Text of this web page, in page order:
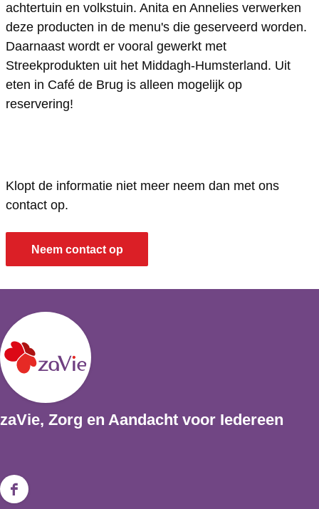
a
n
t
g
u
r
a
n
r
u
r
a
n
r
achtertuin en volkstuin. Anita en Annelies verwerken
deze producten in de menu's die geserveerd worden.
Daarnaast wordt er vooral gewerkt met
Streekprodukten uit het Middagh-Humsterland. Uit
eten in Café de Brug is alleen mogelijk op
reservering!
Klopt de informatie niet meer neem dan met ons
contact op.
Neem contact op
zaVie, Zorg en Aandacht voor Iedereen
F